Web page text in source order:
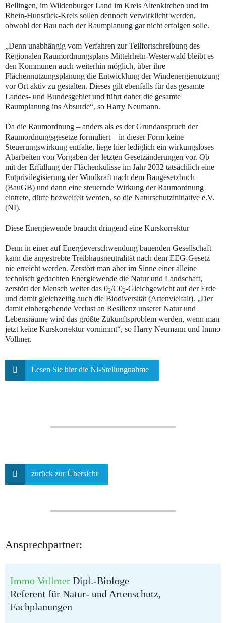
Bellingen, im Wildenburger Land im Kreis Altenkirchen und im
Rhein-Hunsrück-Kreis sollen dennoch verwirklicht werden,
obwohl der Bau nach der Raumplanung gar nicht erfolgen solle.
„Denn unabhängig vom Verfahren zur Teilfortschreibung des
Regionalen Raumordnungsplans Mittelrhein-Westerwald bleibt es
den Kommunen auch weiterhin möglich, über ihre
Flächennutzungsplanung die Entwicklung der Windenergienutzung
vor Ort aktiv zu gestalten. Dieses gilt ebenfalls für das gesamte
Landes- und Bundesgebiet und führt daher die gesamte
Raumplanung ins Absurde“, so Harry Neumann.
Da die Raumordnung – anders als es der Grundanspruch der
Raumordnungsgesetze formuliert – in dieser Form keine
Steuerungswirkung entfalte, liege hier lediglich ein wirkungsloses
Abarbeiten von Vorgaben der letzten Gesetzänderungen vor. Ob
mit der Erfüllung der Flächenkulisse im Jahr 2032 tatsächlich eine
Entprivilegisierung der Windkraft nach dem Baugesetzbuch
(BauGB) und dann eine steuernde Wirkung der Raumordnung
eintrete, dürfe bezweifelt werden, so die Naturschutzinitiative e.V.
(NI).
Diese Energiewende braucht dringend eine Kurskorrektur
Denn in einer auf Energieverschwendung bauenden Gesellschaft
kann die angestrebte Treibhausneutralität nach dem EEG-Gesetz
nie erreicht werden. Zerstört man aber im Sinne einer alleine
technisch gedachten Energiewende die Natur und Landschaft,
zerstört der Mensch weiter das 02/C02-Gleichgewicht auf der Erde
und damit gleichzeitig auch die Biodiversität (Artenvielfalt). „Der
damit einhergehende Verlust an Resilienz unserer Natur und
Lebensräume wird das größte Zukunftsproblem werden, wenn man
jetzt keine Kurskorrektur vornimmt“, so Harry Neumann und Immo
Vollmer.
Lesen Sie hier die NI-Stellungnahme
zurück zur Übersicht
Ansprechpartner:
Immo Vollmer Dipl.-Biologe
Referent für Natur- und Artenschutz,
Fachplanungen